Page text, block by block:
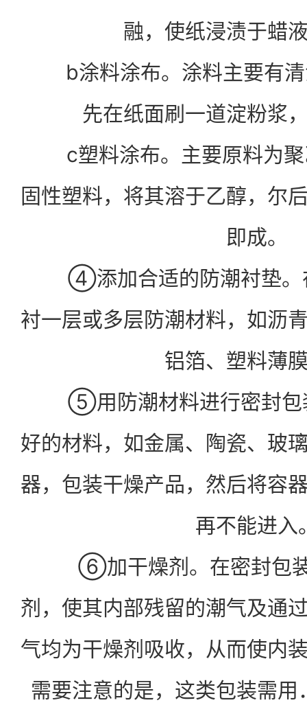
融，使纸浸渍于蜡
b涂料涂布。涂料主要有清
先在纸面刷一道淀粉浆
c塑料涂布。主要原料为聚
固性塑料，将其溶于乙醇，尔
即成。
④添加合适的防潮衬垫。
衬一层或多层防潮材料，如沥
铝箔、塑料薄
⑤用防潮材料进行密封包
好的材料，如金属、陶瓷、玻
器，包装干燥产品，然后将容
再不能进入
⑥加干燥剂。在密封包装
剂，使其内部残留的潮气及通
气均为干燥剂吸收，从而使内
需要注意的是，这类包装需